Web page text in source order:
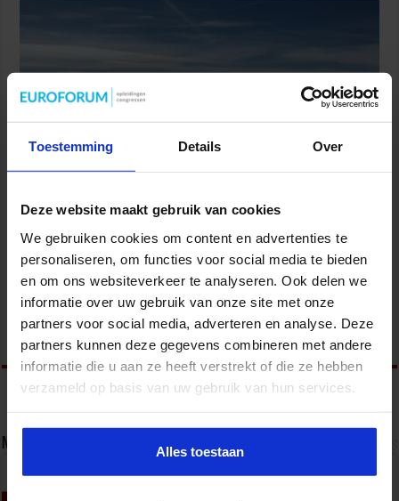
Toestemming Details Over
Deze website maakt gebruik van cookies
We gebruiken cookies om content en advertenties te
personaliseren, om functies voor social media te bieden
en om ons websiteverkeer te analyseren. Ook delen we
informatie over uw gebruik van onze site met onze
partners voor social media, adverteren en analyse. Deze
partners kunnen deze gegevens combineren met andere
informatie die u aan ze heeft verstrekt of die ze hebben
verzameld op basis van uw gebruik van hun services.
Alles toestaan
Door: Drs. Peter Peene | Orgineel te lezen op: C-LiON Jarenlang
zijn werk. Dat geldt ook voor het beroep van adviseur,
begeleider, trainer. Het is een voorrecht om een bijdrage te
mogen leveren aan de ontwikkeling van een school. Een van m’n
collega’s komt al jaren ‘in huis’ in …
Lees verder »
Nieuwsbrief